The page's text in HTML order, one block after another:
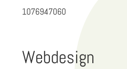
1076947060
Webdesign